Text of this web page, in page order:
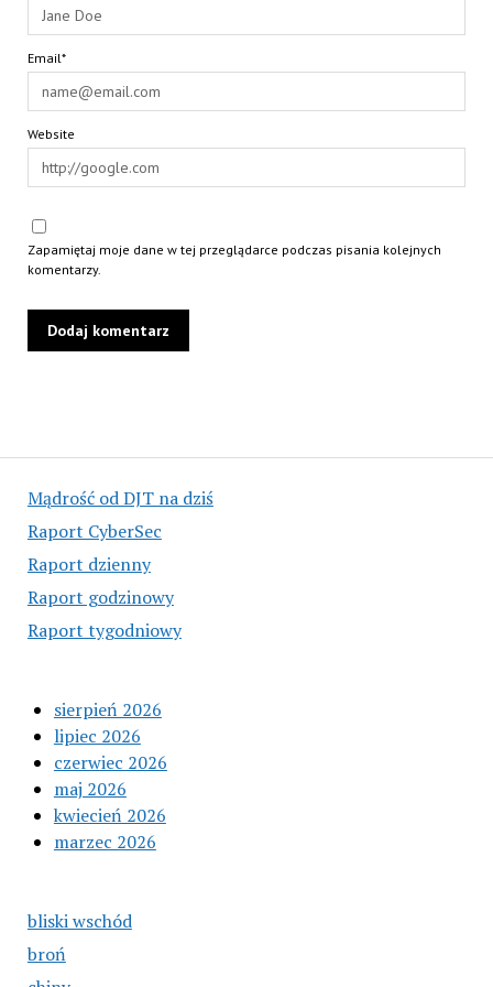
Mądrość od DJT na dziś
Raport CyberSec
Raport dzienny
Raport godzinowy
Raport tygodniowy
sierpień 2026
lipiec 2026
czerwiec 2026
maj 2026
kwiecień 2026
marzec 2026
bliski wschód
broń
Email*
Website
Zapamiętaj moje dane w tej przeglądarce podczas pisania kolejnych
komentarzy.